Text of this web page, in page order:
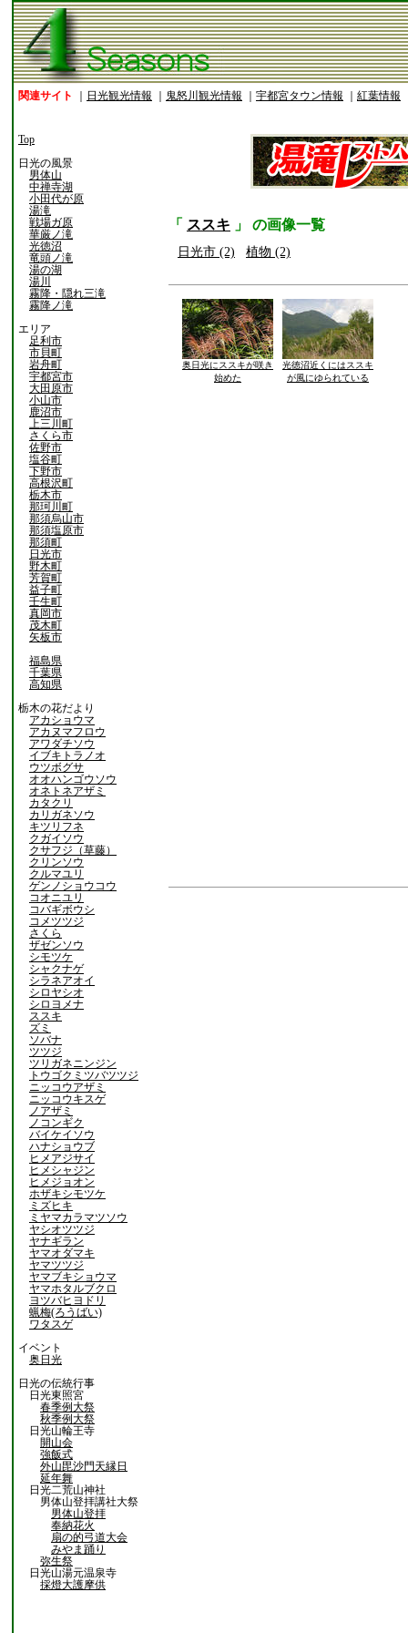
関連サイト 日光観光情報 鬼怒川観光情報 宇都宮タウン情報 紅葉情報
Top
日光の風景
男体山
中禅寺湖
小田代が原
湯滝
戦場ガ原
華厳ノ滝
光徳沼
竜頭ノ滝
湯の湖
湯川
霧降・隠れ三滝
霧降ノ滝
エリア
足利市
市貝町
岩舟町
宇都宮市
大田原市
小山市
鹿沼市
上三川町
さくら市
佐野市
塩谷町
下野市
高根沢町
栃木市
那珂川町
那須烏山市
那須塩原市
那須町
日光市
野木町
芳賀町
益子町
壬生町
真岡市
茂木町
矢板市
福島県
千葉県
高知県
栃木の花だより
アカショウマ
アカヌマフロウ
アワダチソウ
イブキトラノオ
ウツボグサ
オオハンゴウソウ
オネトネアザミ
カタクリ
カリガネソウ
キツリフネ
クガイソウ
クサフジ（草藤）
クリンソウ
クルマユリ
ゲンノショウコウ
コオニユリ
コバギボウシ
コメツツジ
さくら
ザゼンソウ
シモツケ
シャクナゲ
シラネアオイ
シロヤシオ
シロヨメナ
ススキ
ズミ
ソバナ
ツツジ
ツリガネニンジン
トウゴクミツバツツジ
ニッコウアザミ
ニッコウキスゲ
ノアザミ
ノコンギク
バイケイソウ
ハナショウブ
ヒメアジサイ
ヒメシャジン
ヒメジョオン
ホザキシモツケ
ミズヒキ
ミヤマカラマツソウ
ヤシオツツジ
ヤナギラン
ヤマオダマキ
ヤマツツジ
ヤマブキショウマ
ヤマホタルブクロ
ヨツバヒヨドリ
蝋梅(ろうばい)
ワタスゲ
イベント
奥日光
日光の伝統行事
日光東照宮
春季例大祭
秋季例大祭
日光山輪王寺
開山会
強飯式
外山毘沙門天縁日
延年舞
日光二荒山神社
男体山登拝講社大祭
男体山登拝
奉納花火
扇の的弓道大会
みやま踊り
弥生祭
日光山湯元温泉寺
採燈大護摩供
「 ススキ 」 の画像一覧
日光市 (2) 植物 (2)
奥日光にススキが咲き
始めた
光徳沼近くにはススキ
が風にゆられている